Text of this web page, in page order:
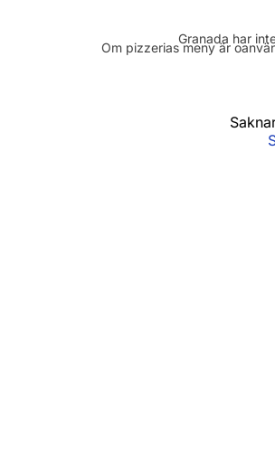
Granada har
Om pizzerias meny är